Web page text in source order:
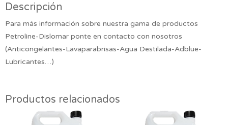
Descripción
Para más información sobre nuestra gama de productos
Petroline-Dislomar ponte en contacto con nosotros
(Anticongelantes-Lavaparabrisas-Agua Destilada-Adblue-
Lubricantes…)
Productos relacionados